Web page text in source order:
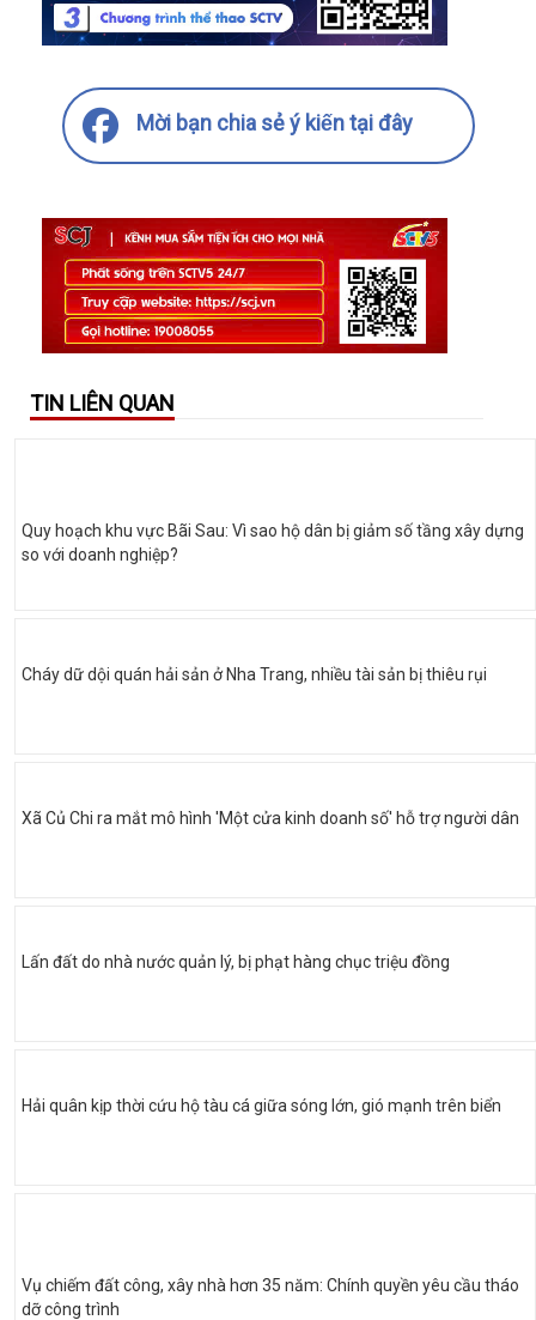
Mời bạn chia sẻ ý kiến tại đây
TIN LIÊN QUAN
Quy hoạch khu vực Bãi Sau: Vì sao hộ dân bị giảm số tầng xây dựng
so với doanh nghiệp?
Cháy dữ dội quán hải sản ở Nha Trang, nhiều tài sản bị thiêu rụi
Xã Củ Chi ra mắt mô hình 'Một cửa kinh doanh số' hỗ trợ người dân
Lấn đất do nhà nước quản lý, bị phạt hàng chục triệu đồng
Hải quân kịp thời cứu hộ tàu cá giữa sóng lớn, gió mạnh trên biển
Vụ chiếm đất công, xây nhà hơn 35 năm: Chính quyền yêu cầu tháo
dỡ công trình